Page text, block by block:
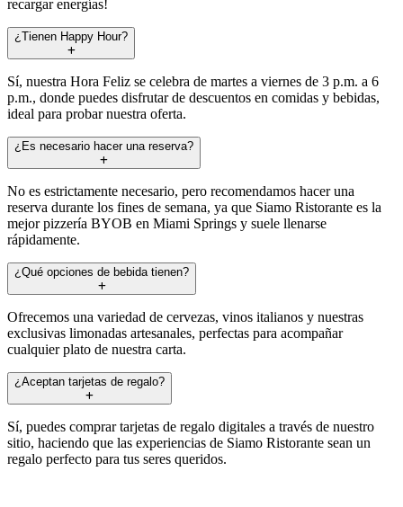
recargar energías!
¿Tienen Happy Hour?
Sí, nuestra Hora Feliz se celebra de martes a viernes de 3 p.m. a 6
p.m., donde puedes disfrutar de descuentos en comidas y bebidas,
ideal para probar nuestra oferta.
¿Es necesario hacer una reserva?
No es estrictamente necesario, pero recomendamos hacer una
reserva durante los fines de semana, ya que Siamo Ristorante es la
mejor pizzería BYOB en Miami Springs y suele llenarse
rápidamente.
¿Qué opciones de bebida tienen?
Ofrecemos una variedad de cervezas, vinos italianos y nuestras
exclusivas limonadas artesanales, perfectas para acompañar
cualquier plato de nuestra carta.
¿Aceptan tarjetas de regalo?
Sí, puedes comprar tarjetas de regalo digitales a través de nuestro
sitio, haciendo que las experiencias de Siamo Ristorante sean un
regalo perfecto para tus seres queridos.